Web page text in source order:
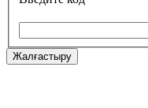
Жалғастыру